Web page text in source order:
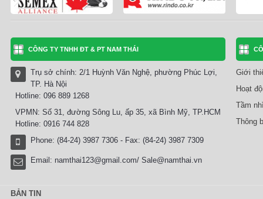
CÔNG TY TNHH ĐT & PT NAM THÁI
Trụ sở chính: 2/1 Huỳnh Văn Nghệ, phường Phúc Lợi,
TP. Hà Nội
Hotline: 096 889 1268
VPMN: Số 31, đường Sông Lu, ấp 35, xã Bình Mỹ, TP.HCM
Hotline: 0916 744 828
Phone: (84-24) 3987 7306 - Fax: (84-24) 3987 7309
Email: namthai123@gmail.com/ Sale@namthai.vn
Giới
Hoạt
Tầm
Thông
BẢN TIN